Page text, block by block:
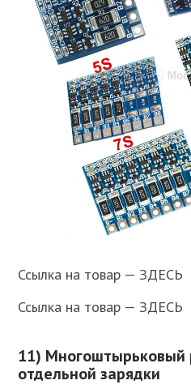
Ссылка на товар — ЗДЕСЬ
Ссылка на товар — ЗДЕСЬ
11) Многоштырьковый
отдельной зарядки